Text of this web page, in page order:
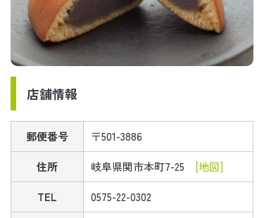
店舗情報
郵便番号 〒501-3886
住所 岐阜県関市本町7-25 [地図]
TEL 0575-22-0302